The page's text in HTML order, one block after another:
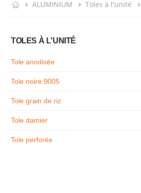
ALUMINIUM Toles à l'unité
TOLES À L'UNITÉ
Tole anodisée
Tole noire 9005
Tole grain de riz
Tole damier
Tole perforée